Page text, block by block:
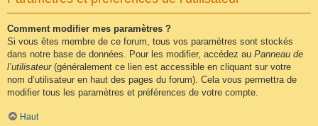
Comment modifier mes paramètres ?
Si vous êtes membre de ce forum, tous vos paramètres sont stockés
dans notre base de données. Pour les modifier, accédez au Panneau de
l’utilisateur(généralement ce lien est accessible en cliquant sur votre
nom d’utilisateur en haut des pages du forum). Cela vous permettra de
modifier tous les paramètres et préférences de votre compte.
Haut